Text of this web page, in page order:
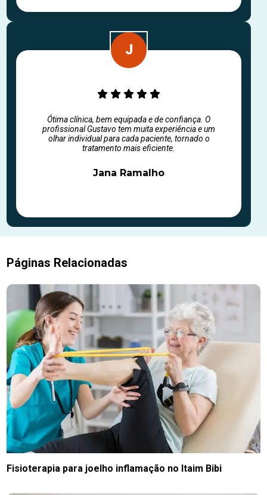
Ótima clínica, bem equipada e de confiança. O
profissional Gustavo tem muita experiência e um
olhar individual para cada paciente, tornado o
tratamento mais eficiente.
Jana Ramalho
Páginas Relacionadas
Fisioterapia para joelho inflamação no Itaim Bibi